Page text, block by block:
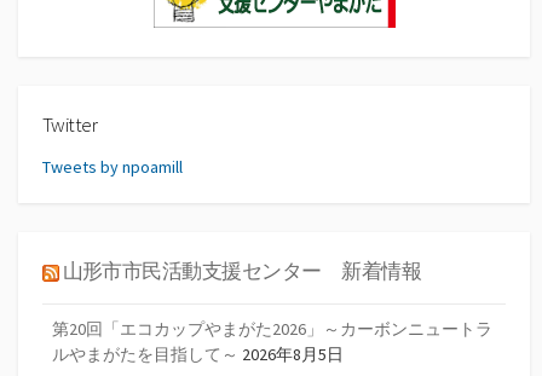
Twitter
Tweets by npoamill
山形市市民活動支援センター 新着情報
第20回「エコカップやまがた2026」～カーボンニュートラ
ルやまがたを目指して～ 2026年8月5日